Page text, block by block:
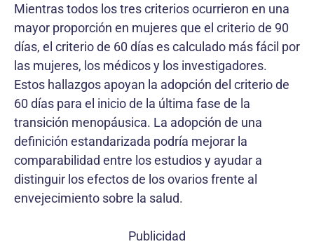
Mientras todos los tres criterios ocurrieron en una
mayor proporción en mujeres que el criterio de 90
días, el criterio de 60 días es calculado más fácil por
las mujeres, los médicos y los investigadores.
Estos hallazgos apoyan la adopción del criterio de
60 días para el inicio de la última fase de la
transición menopáusica. La adopción de una
definición estandarizada podría mejorar la
comparabilidad entre los estudios y ayudar a
distinguir los efectos de los ovarios frente al
envejecimiento sobre la salud.
Publicidad